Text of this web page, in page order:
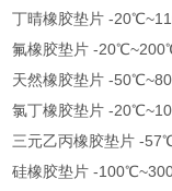
丁晴橡胶垫片 -
氟橡胶垫片 -
天然橡胶垫片 -
氯丁橡胶垫片 -
三元乙丙橡胶垫片 -
硅橡胶垫片 -